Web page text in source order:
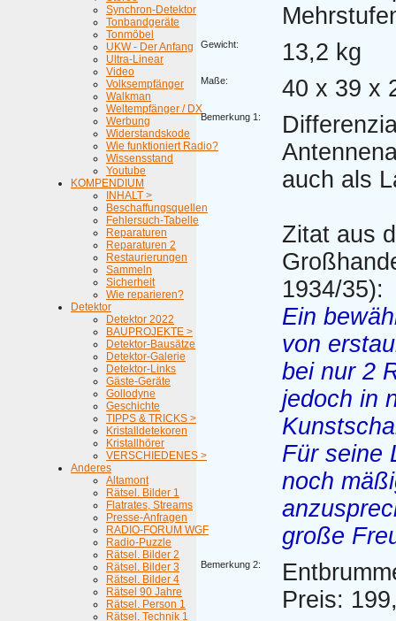
Synchron-Detektor
Tonbandgeräte
Tonmöbel
UKW - Der Anfang
Ultra-Linear
Video
Volksempfänger
Walkman
Weltempfänger / DX
Werbung
Widerstandskode
Wie funktioniert Radio?
Wissensstand
Youtube
KOMPENDIUM
INHALT >
Beschaffungsquellen
Fehlersuch-Tabelle
Reparaturen
Reparaturen 2
Restaurierungen
Sammeln
Sicherheit
Wie reparieren?
Detektor
Detektor 2022
BAUPROJEKTE >
Detektor-Bausätze
Detektor-Galerie
Detektor-Links
Gäste-Geräte
Gollodyne
Geschichte
TIPPS & TRICKS >
Kristalldetekoren
Kristallhörer
VERSCHIEDENES >
Anderes
Altamont
Rätsel. Bilder 1
Flatrates, Streams
Presse-Anfragen
RADIO-FORUM WGF
Radio-Puzzle
Rätsel. Bilder 2
Rätsel. Bilder 3
Rätsel. Bilder 4
Rätsel 90 Jahre
Rätsel. Person 1
Rätsel. Technik 1
Gewicht: 13,2 kg
Maße: 40 x 39 x
Bemerkung 1:
auch als
Zitat aus
1934/35):
Ein
von
bei nur 2
jedoch in
Für seine
noch
große
Bemerkung 2:
Preis: